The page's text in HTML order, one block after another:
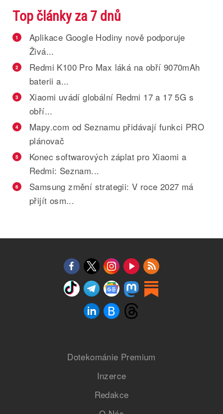
Top články za 7 dnů
1
Aplikace Google Hodiny nově podporuje
Živá...
2
Redmi K100 Pro Max láká na obří 9070mAh
baterii a...
3
Xiaomi uvádí globální Redmi 17 a 17 5G s
obří...
4
Mapy.com od Seznamu přidávají funkci PRO
plánovač
5
Konec softwarových záplat pro Xiaomi a
Redmi: Seznam...
6
Samsung změní strategii: V roce 2027 má
přijít osm...
Dotekománie Premium
Inzerce
Redakce